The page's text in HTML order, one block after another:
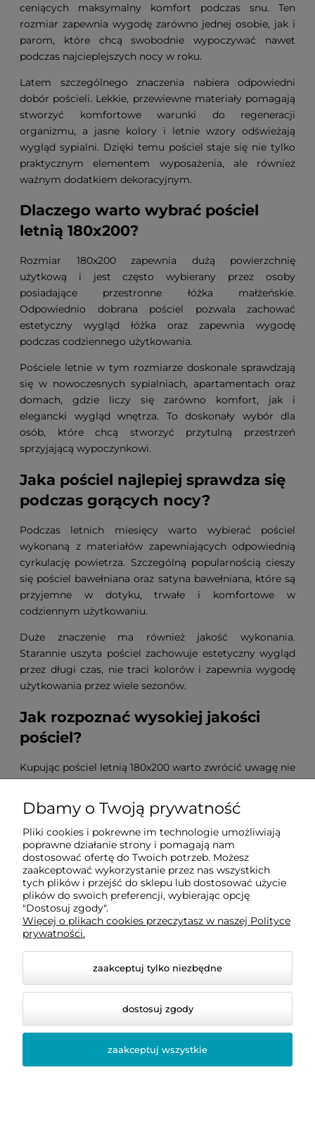
ceniących maksymalny komfort podczas snu. Ten
rozmiar zapewnia wygodę zarówno jednej osobie, jak i
parom, które chcą swobodnie wypoczywać nawet
podczas najcieplejszych nocy w roku.
Latem szczególnego znaczenia nabiera odpowiedni
dobór pościeli. Lekkie, przewiewne materiały pomagają
stworzyć komfortowe warunki do regeneracji
organizmu, a jasne kolory i letnie wzory odświeżają
wygląd sypialni. Dzięki temu pościel staje się nie tylko
praktycznym elementem wyposażenia, ale również
ważnym dodatkiem dekoracyjnym.
Dlaczego warto wybrać pościel
letnią 180x200?
Rozmiar 180x200 zapewnia dużą powierzchnię
użytkową i jest często wybierany przez osoby
posiadające przestronne łóżka małżeńskie.
Odpowiednio dobrana pościel pozwala zachować
estetyczny wygląd łóżka oraz zapewnia wygodę
podczas codziennego użytkowania.
Pościele letnie w tym rozmiarze doskonale sprawdzają
się w nowoczesnych sypialniach, apartamentach oraz
domach, gdzie liczy się zarówno komfort, jak i
elegancki wygląd wnętrza. To doskonały wybór dla
osób, które chcą stworzyć przytulną przestrzeń
sprzyjającą wypoczynkowi.
Jaka pościel najlepiej sprawdza się
podczas gorących nocy?
Podczas letnich miesięcy warto wybierać pościel
wykonaną z materiałów zapewniających odpowiednią
cyrkulację powietrza. Szczególną popularnością cieszy
się pościel bawełniana oraz satyna bawełniana, które są
przyjemne w dotyku, trwałe i komfortowe w
codziennym użytkowaniu.
Duże znaczenie ma również jakość wykonania.
Starannie uszyta pościel zachowuje estetyczny wygląd
przez długi czas, nie traci kolorów i zapewnia wygodę
użytkowania przez wiele sezonów.
Jak rozpoznać wysokiej jakości
pościel?
Kupując pościel letnią 180x200 warto zwrócić uwagę nie
tylko na wzór, ale również na rodzaj tkaniny, gramaturę
oraz staranność wykonania. To właśnie te elementy
mają największy wpływ na trwałość produktu i komfort
codziennego użytkowania.
Jeżeli chcesz dowiedzieć się więcej o tym, jak rozpoznać
wysokiej jakości komplet pościeli, przeczytaj nasz
poradnik:Trwała pościel bawełniana – jak rozpoznać i
gdzie kupić online?
Pościel letnia 180x200 i kołdra
letnia – idealny zestaw na lato
Nawet najlepsza pościel nie zapewni pełnego komfortu,
jeśli zostanie połączona ze zbyt ciepłą kołdrą. Dlatego
zadbać również o odpowiednie okrycie dopasowane do
Dbamy o Twoją prywatność
Pliki cookies i pokrewne im technologie umożliwiają
poprawne działanie strony i pomagają nam
dostosować ofertę do Twoich potrzeb. Możesz
zaakceptować wykorzystanie przez nas wszystkich
tych plików i przejść do sklepu lub dostosować użycie
plików do swoich preferencji, wybierając opcję
"Dostosuj zgody".
Więcej o plikach cookies przeczytasz w naszej Polityce
prywatności.
zaakceptuj tylko niezbędne
dostosuj zgody
zaakceptuj wszystkie